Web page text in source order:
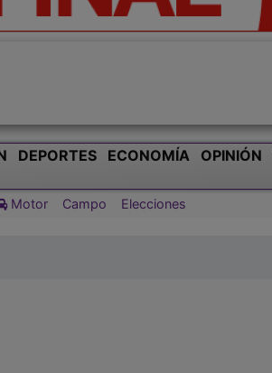
DEPORTES ECONOMÍA OPINIÓN
Motor Campo Elecciones